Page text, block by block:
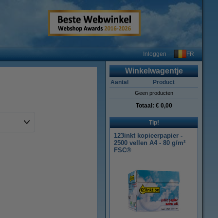
Inloggen FR
Winkelwagentje
Aantal Product
Geen producten
Totaal: € 0,00
Tip!
123inkt kopieerpapier -
2500 vellen A4 - 80 g/m²
FSC®